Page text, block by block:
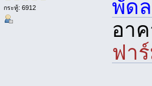
กระทู้: 6912
พัด
อา
ฟา